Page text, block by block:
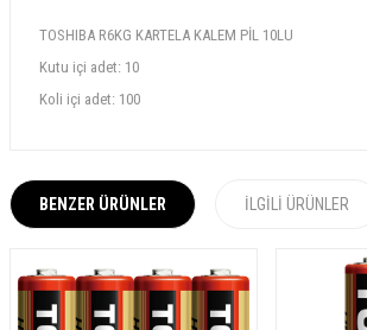
TOSHIBA R6KG KARTELA KALEM PİL 10LU
Kutu içi adet: 10
Koli içi adet: 100
BENZER ÜRÜNLER İLGILI ÜRÜNLER